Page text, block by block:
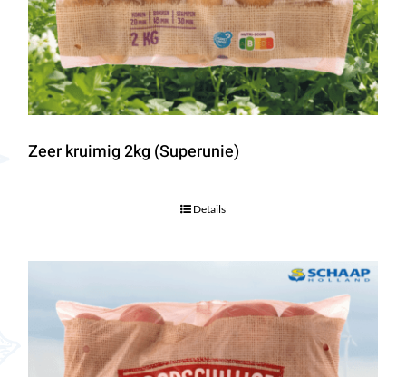
Zeer kruimig 2kg (Superunie)
Details